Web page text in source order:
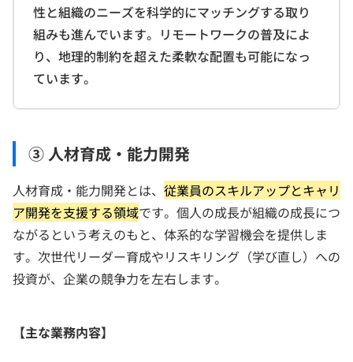
性と組織のニーズを科学的にマッチングする取り
組みも進んでいます。リモートワークの普及によ
り、地理的制約を超えた柔軟な配置も可能になっ
ています。
③ 人材育成・能力開発
人材育成・能力開発とは、 従業員のスキルアップとキャリ
ア開発を支援する領域です。個人の成長が組織の成長につ
ながるという考えのもと、体系的な学習機会を提供しま
す。次世代リーダー育成やリスキリング（学び直し）への
投資が、企業の競争力を左右します。
【主な業務内容】